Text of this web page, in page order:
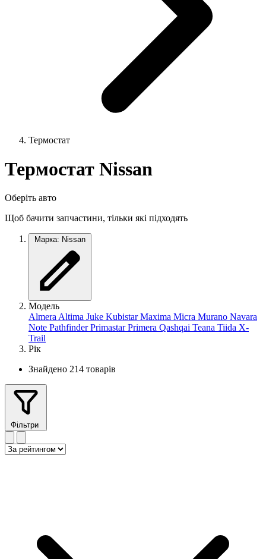
Термостат
Термостат Nissan
Оберіть авто
Щоб бачити запчастини, тільки які підходять
Марка: Nissan
Модель
AlmeraAltima Juke KubistarMaxima Micra Murano Navara
Note PathfinderPrimastarPrimera Qashqai Teana Tiida X-
Trail
Рік
Знайдено 214 товарів
Фільтри